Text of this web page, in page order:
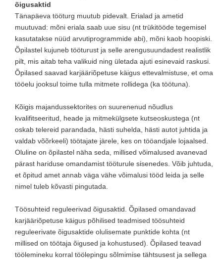
õigusaktid
Tänapäeva tööturg muutub pidevalt. Erialad ja ametid
muutuvad: mõni eriala saab uue sisu (nt trükitööde tegemisel
kasutatakse nüüd arvutiprogrammide abi), mõni kaob hoopiski.
Õpilastel kujuneb tööturust ja selle arengusuundadest realistlik
pilt, mis aitab teha valikuid ning ületada ajuti esinevaid raskusi.
Õpilased saavad karjääriõpetuse käigus ettevalmistuse, et oma
tööelu jooksul toime tulla mitmete rollidega (ka töötuna).
Kõigis majandussektorites on suurenenud nõudlus
kvalifitseeritud, heade ja mitmekülgsete kutseoskustega (nt
oskab telereid parandada, hästi suhelda, hästi autot juhtida ja
valdab võõrkeeli) töötajate järele, kes on tööandjale lojaalsed.
Oluline on õpilastel näha seda, millised võimalused avanevad
pärast hariduse omandamist tööturule sisenedes. Võib juhtuda,
et õpitud amet annab väga vähe võimalusi tööd leida ja selle
nimel tuleb kõvasti pingutada.
Töösuhteid reguleerivad õigusaktid. Õpilased omandavad
karjääriõpetuse käigus põhilised teadmised töösuhteid
reguleerivate õigusaktide olulisemate punktide kohta (nt
millised on töötaja õigused ja kohustused). Õpilased teavad
töölemineku korral töölepingu sõlmimise tähtsusest ja sellega